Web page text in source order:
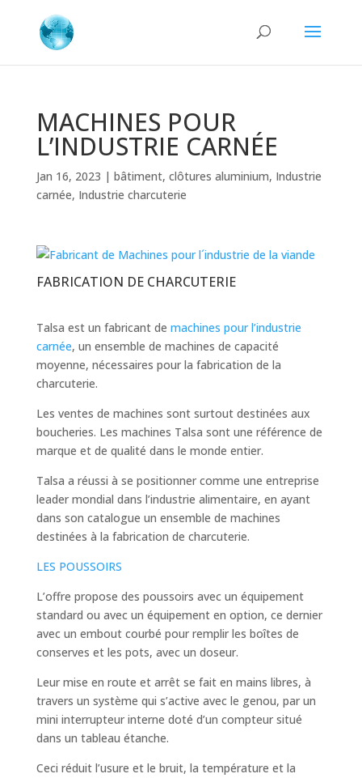
MACHINES POUR
L’INDUSTRIE CARNÉE
Jan 16, 2023 | bâtiment, clôtures aluminium, Industrie
carnée, Industrie charcuterie
FABRICATION DE CHARCUTERIE
Talsa est un fabricant de machines pour l’industrie
carnée, un ensemble de machines de capacité
moyenne, nécessaires pour la fabrication de la
charcuterie.
Les ventes de machines sont surtout destinées aux
boucheries. Les machines Talsa sont une référence de
marque et de qualité dans le monde entier.
Talsa a réussi à se positionner comme une entreprise
leader mondial dans l’industrie alimentaire, en ayant
dans son catalogue un ensemble de machines
destinées à la fabrication de charcuterie.
LES POUSSOIRS
L’offre propose des poussoirs avec un équipement
standard ou avec un équipement en option, ce dernier
avec un embout courbé pour remplir les boîtes de
conserves et les pots, avec un doseur.
Leur mise en route et arrêt se fait en mains libres, à
travers un système qui s’active avec le genou, par un
mini interrupteur interne doté d’un compteur situé
dans un tableau étanche.
Ceci réduit l’usure et le bruit, la température et la